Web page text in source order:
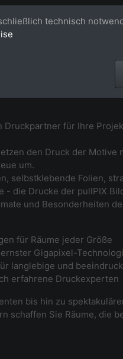
Bildagentur
Druckpartner für Ihre
den Druck der Motive
um.
selbstklebende Folien,
- die Drucke der pullPIX
und Besonderheiten
für Räume jeder Größe
Gigapixel-
langlebige und
erfahrene Druckexperten
bis hin zu
schaffen Sie Räume, die
technisch